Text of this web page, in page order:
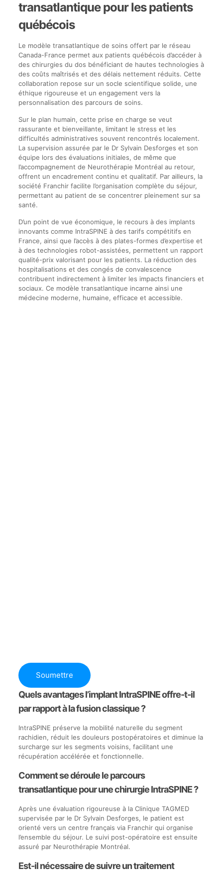
transatlantique pour les patients
québécois
Le modèle transatlantique de soins offert par le réseau
Canada-France permet aux patients québécois d’accéder à
des chirurgies du dos bénéficiant de hautes technologies à
des coûts maîtrisés et des délais nettement réduits. Cette
collaboration repose sur un socle scientifique solide, une
éthique rigoureuse et un engagement vers la
personnalisation des parcours de soins.
Sur le plan humain, cette prise en charge se veut
rassurante et bienveillante, limitant le stress et les
difficultés administratives souvent rencontrés localement.
La supervision assurée par le Dr Sylvain Desforges et son
équipe lors des évaluations initiales, de même que
l’accompagnement de Neurothérapie Montréal au retour,
offrent un encadrement continu et qualitatif. Par ailleurs, la
société Franchir facilite l’organisation complète du séjour,
permettant au patient de se concentrer pleinement sur sa
santé.
D’un point de vue économique, le recours à des implants
innovants comme IntraSPINE à des tarifs compétitifs en
France, ainsi que l’accès à des plates-formes d’expertise et
à des technologies robot-assistées, permettent un rapport
qualité-prix valorisant pour les patients. La réduction des
hospitalisations et des congés de convalescence
contribuent indirectement à limiter les impacts financiers et
sociaux. Ce modèle transatlantique incarne ainsi une
médecine moderne, humaine, efficace et accessible.
Soumettre
Quels avantages l’implant IntraSPINE offre-t-il
par rapport à la fusion classique ?
IntraSPINE préserve la mobilité naturelle du segment
rachidien, réduit les douleurs postopératoires et diminue la
surcharge sur les segments voisins, facilitant une
récupération accélérée et fonctionnelle.
Comment se déroule le parcours
transatlantique pour une chirurgie IntraSPINE ?
Après une évaluation rigoureuse à la Clinique TAGMED
supervisée par le Dr Sylvain Desforges, le patient est
orienté vers un centre français via Franchir qui organise
l’ensemble du séjour. Le suivi post-opératoire est ensuite
assuré par Neurothérapie Montréal.
Est-il nécessaire de suivre un traitement